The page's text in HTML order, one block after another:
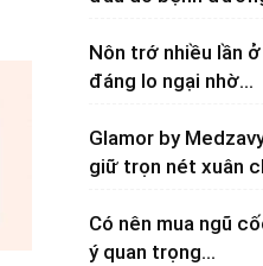
Nôn trớ nhiều lần
đáng lo ngại nhờ...
Glamor by
giữ trọn nét xuân
Có nên mua ngũ
ý quan trọng...